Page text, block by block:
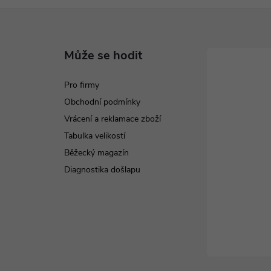
Může se hodit
Pro firmy
Obchodní podmínky
Vrácení a reklamace zboží
Tabulka velikostí
Běžecký magazín
Diagnostika došlapu